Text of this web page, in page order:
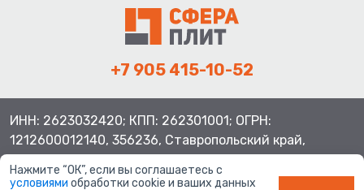
+7 905 415-10-52
ИНН: 2623032420; КПП: 262301001; ОГРН:
1212600012140, 356236, Ставропольский край,
Шпаковский район, с.Верхнерусское, ул.Батайская 3
Нажмите “ОК”, если вы соглашаетесь с
условиями обработки cookie и ваших данных